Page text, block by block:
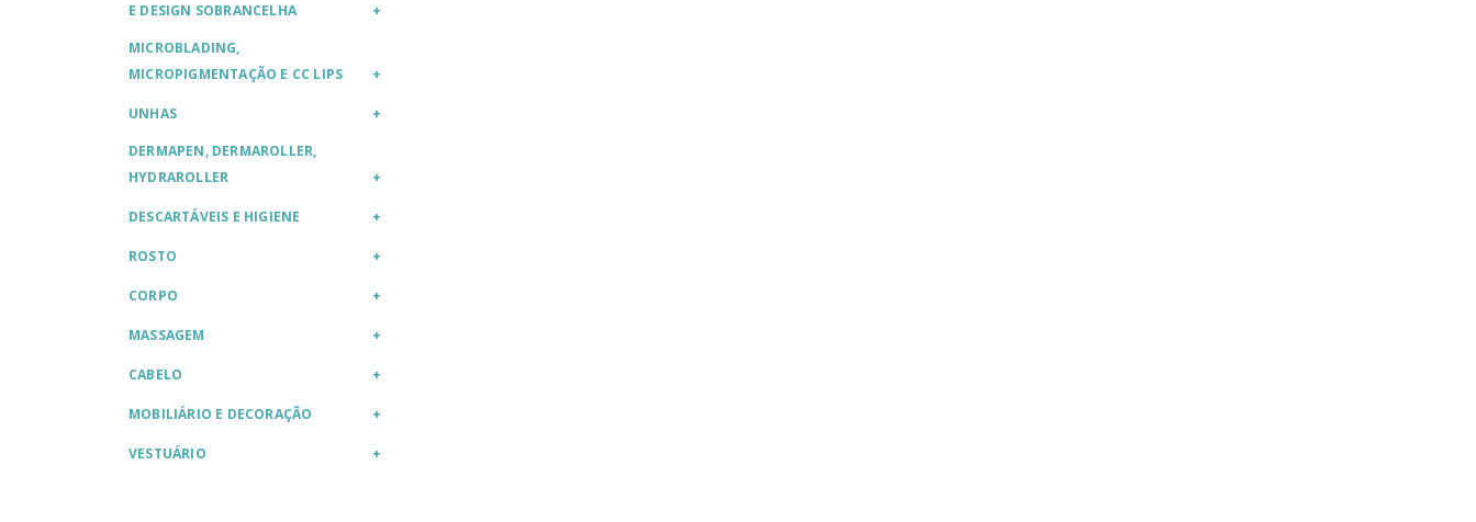
E DESIGN SOBRANCELHA
MICROBLADING,
MICROPIGMENTAÇÃO E CC LIPS
UNHAS
DERMAPEN, DERMAROLLER,
HYDRAROLLER
DESCARTÁVEIS E HIGIENE
ROSTO
CORPO
MASSAGEM
CABELO
MOBILIÁRIO E DECORAÇÃO
VESTUÁRIO